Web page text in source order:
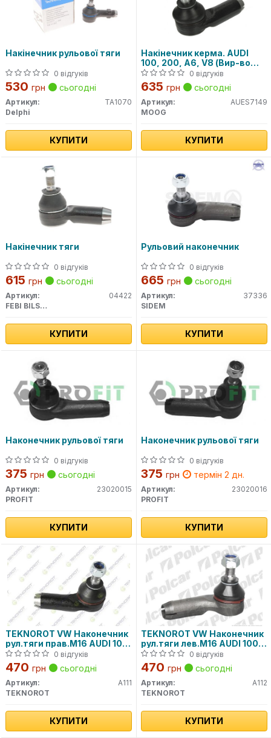
Накінечник рульової тяги
0 відгуків
530 грн сьогодні
Артикул:
TA1070
Delphi
КУПИТИ
Накінечник керма. AUDI
100, 200, A6, V8 (Вир-во
Moog)
0 відгуків
635 грн сьогодні
Артикул:
AUES7149
MOOG
КУПИТИ
Накінечник тяги
0 відгуків
615 грн сьогодні
Артикул:
04422
FEBI BILSTEIN
КУПИТИ
Рульовий наконечник
0 відгуків
665 грн сьогодні
Артикул:
37336
SIDEM
КУПИТИ
Наконечник рульової тяги
0 відгуків
375 грн сьогодні
Артикул:
23020015
PROFIT
КУПИТИ
Наконечник рульової тяги
0 відгуків
375 грн термін 2 дн.
Артикул:
23020016
PROFIT
КУПИТИ
TEKNOROT VW Наконечник
рул.тяги прав.M16 AUDI 100
84- A6
0 відгуків
470 грн сьогодні
Артикул:
A111
TEKNOROT
КУПИТИ
TEKNOROT VW Наконечник
рул.тяги лев.M16 AUDI 100
84- A6
0 відгуків
470 грн сьогодні
Артикул:
A112
TEKNOROT
КУПИТИ